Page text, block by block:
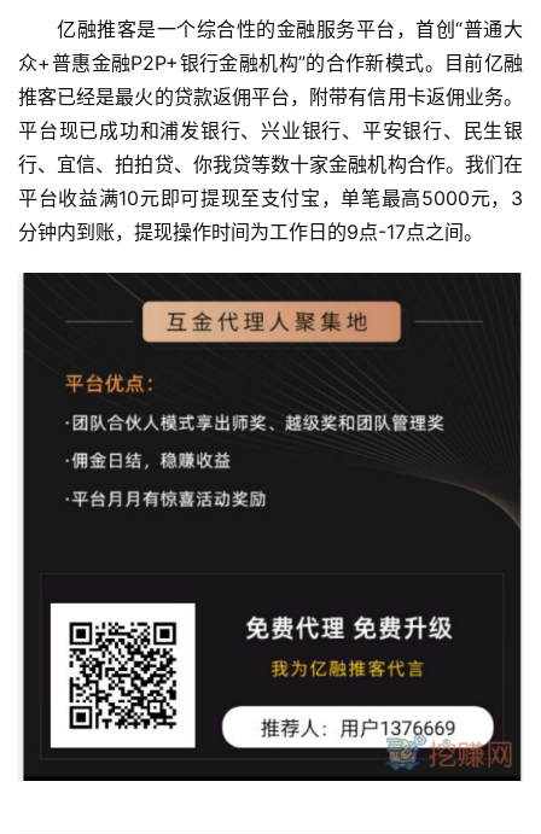
挖
赚
简
评
手
赚
登录 注册
亿融推客是一个综合性的金融服务平台，首创“普通大
众+普惠金融P2P+银行金融机构”的合作新模式。目前亿融
推客已经是最火的贷款返佣平台，附带有信用卡返佣业务。
平台现已成功和浦发银行、兴业银行、平安银行、民生银
行、宜信、拍拍贷、你我贷等数十家金融机构合作。我们在
平台收益满10元即可提现至支付宝，单笔最高5000元，3
分钟内到账，提现操作时间为工作日的9点-17点之间。